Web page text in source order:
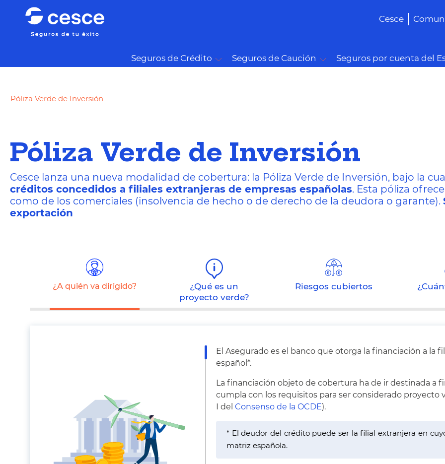
Cesce
Seguros de Crédito Seguros de Caución Seguros por cuenta del
Póliza Verde de Inversión
Póliza Verde de Inversión
Cesce lanza una nueva modalidad de cobertura: la Póliza Verde de Inversión, bajo la
créditos concedidos a filiales extranjeras de empresas españolas. Esta póliza
como de los comerciales (insolvencia de hecho o de derecho de la deudora o garante).
exportación
¿A quién va dirigido?
¿Qué es un
proyecto verde?
Riesgos cubiertos
El Asegurado es el banco que otorga la financiación a la
español*.
La financiación objeto de cobertura ha de ir destinada a
cumpla con los requisitos para ser considerado proyecto
I del Consenso de la OCDE).
* El deudor del crédito puede ser la filial extranjera en
matriz española.